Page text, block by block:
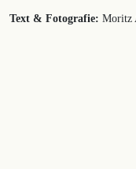
Text & Fotografie: Moritz